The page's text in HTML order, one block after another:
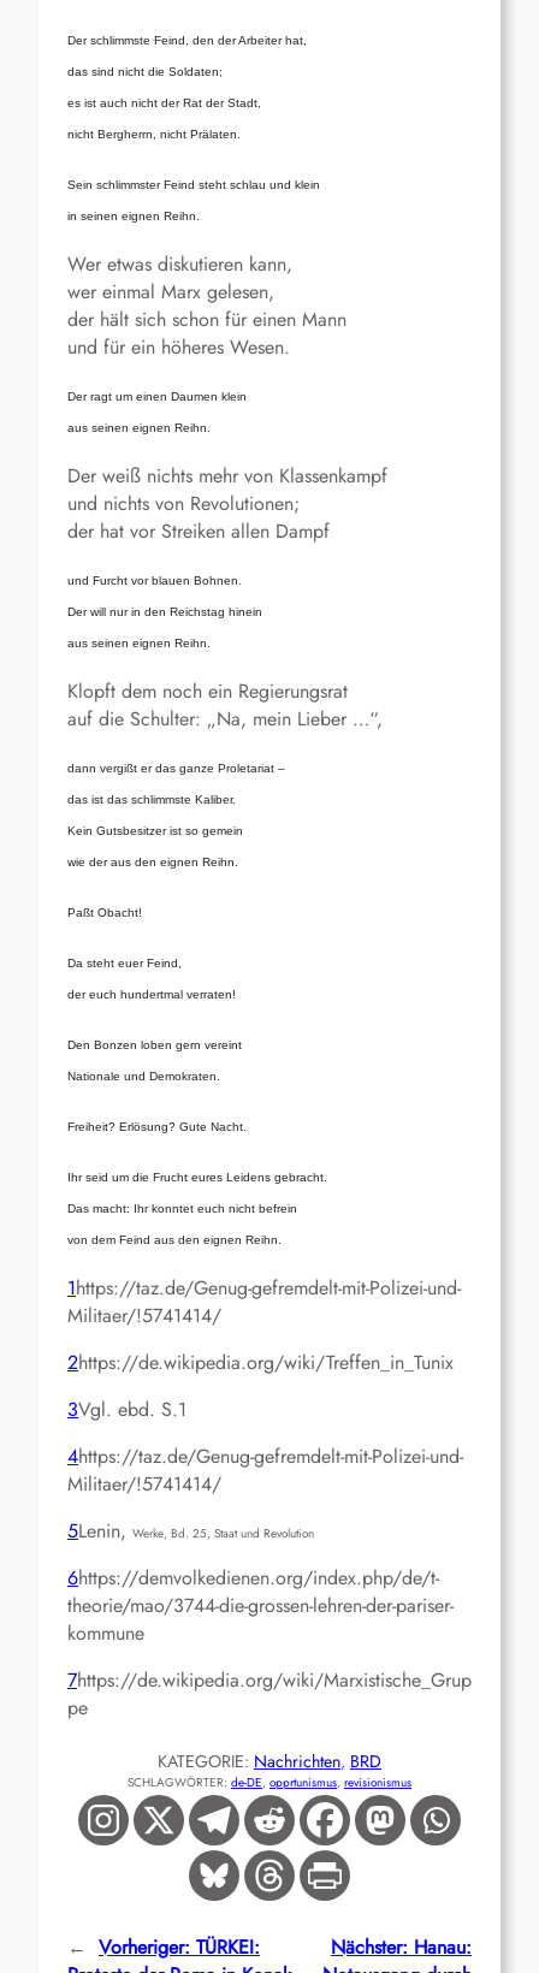
Der schlimmste Feind, den der Arbeiter hat,
das sind nicht die Soldaten;
es ist auch nicht der Rat der Stadt,
nicht Bergherrn, nicht Prälaten.
Sein schlimmster Feind steht schlau und klein
in seinen eignen Reihn.
Wer etwas diskutieren kann,
wer einmal Marx gelesen,
der hält sich schon für einen Mann
und für ein höheres Wesen.
Der ragt um einen Daumen klein
aus seinen eignen Reihn.
Der weiß nichts mehr von Klassenkampf
und nichts von Revolutionen;
der hat vor Streiken allen Dampf
und Furcht vor blauen Bohnen.
Der will nur in den Reichstag hinein
aus seinen eignen Reihn.
Klopft dem noch ein Regierungsrat
auf die Schulter: „Na, mein Lieber …“,
dann vergißt er das ganze Proletariat –
das ist das schlimmste Kaliber.
Kein Gutsbesitzer ist so gemein
wie der aus den eignen Reihn.
Paßt Obacht!
Da steht euer Feind,
der euch hundertmal verraten!
Den Bonzen loben gern vereint
Nationale und Demokraten.
Freiheit? Erlösung? Gute Nacht.
Ihr seid um die Frucht eures Leidens gebracht.
Das macht: Ihr konntet euch nicht befrein
von dem Feind aus den eignen Reihn.
1https://taz.de/Genug-gefremdelt-mit-Polizei-und-
Militaer/!5741414/
2https://de.wikipedia.org/wiki/Treffen_in_Tunix
3Vgl. ebd. S.1
4https://taz.de/Genug-gefremdelt-mit-Polizei-und-
Militaer/!5741414/
5Lenin, Werke, Bd. 25, Staat und Revolution
6https://demvolkedienen.org/index.php/de/t-
theorie/mao/3744-die-grossen-lehren-der-pariser-
kommune
7https://de.wikipedia.org/wiki/Marxistische_Grup
pe
KATEGORIE: Nachrichten, BRD
SCHLAGWÖRTER: de-DE, opprtunismus, revisionismus
← Vorheriger: TÜRKEI:
Nächster: Hanau: